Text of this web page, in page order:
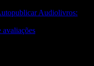
Audiolivros: